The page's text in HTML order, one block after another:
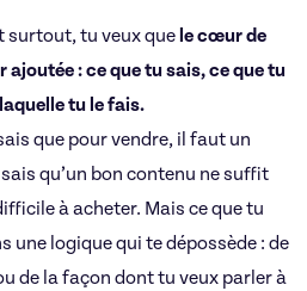
surtout, tu veux quele cœur de
: ce que tu sais, ce que tu
tu le fais.
que pour vendre, il faut un
qu’un bon contenu ne suffit
à acheter. Mais ce que tu
une logique qui te dépossède : de
de la façon dont tu veux parler à